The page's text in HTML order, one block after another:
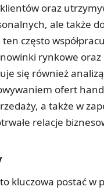
oraz
ale także
często
rynkowe
się również
ofert
a także w
relacje
kluczowa postać